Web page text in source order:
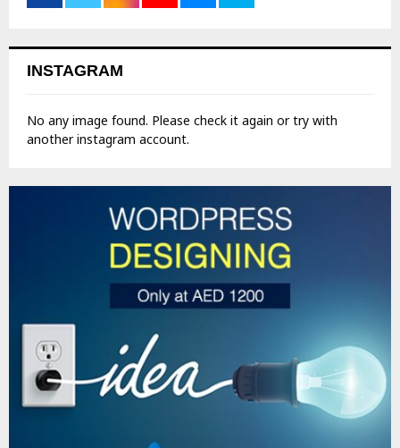
INSTAGRAM
No any image found. Please check it again or try with
another instagram account.